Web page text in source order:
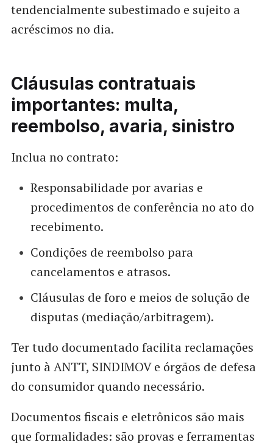
tendencialmente subestimado e sujeito a
acréscimos no dia.
Cláusulas contratuais
importantes: multa,
reembolso, avaria, sinistro
Inclua no contrato:
Responsabilidade por avarias e
procedimentos de conferência no ato do
recebimento.
Condições de reembolso para
cancelamentos e atrasos.
Cláusulas de foro e meios de solução de
disputas (mediação/arbitragem).
Ter tudo documentado facilita reclamações
junto à ANTT, SINDIMOV e órgãos de defesa
do consumidor quando necessário.
Documentos fiscais e eletrônicos são mais
que formalidades: são provas e ferramentas